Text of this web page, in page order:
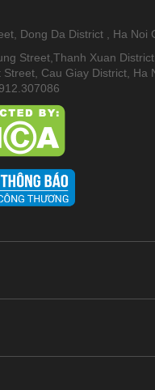
Dong Da District , Ha Noi
Street,Thanh Xuan
Cau Giay District, Ha